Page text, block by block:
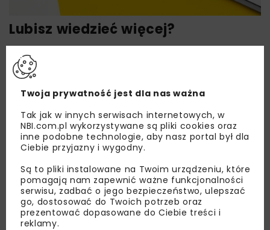
Lubisz wiedzieć więcej?
Zapisz się do newslettera aby otrzymywać od
nas najlepsze informacje branżowe,
zaproszenia na wydarzenia, atrakcyjne oferty i
dedykowane akcje specjalne.
Zapoznałam/em się zPolityką Prywatności
podany przeze mnie adres e-mail korespondencji
handlowej w postaci newslettera.
ZAPISZ MNIE
Twoja prywatność jest dla nas ważna
Tak jak w innych serwisach internetowych, w
NBI.com.pl wykorzystywane są pliki cookies oraz
inne podobne technologie, aby nasz portal był dla
Ciebie przyjazny i wygodny.
Są to pliki instalowane na Twoim urządzeniu, które
pomagają nam zapewnić ważne funkcjonalności
serwisu, zadbać o jego bezpieczeństwo, ulepszać
go, dostosować do Twoich potrzeb oraz
prezentować dopasowane do Ciebie treści i
reklamy.